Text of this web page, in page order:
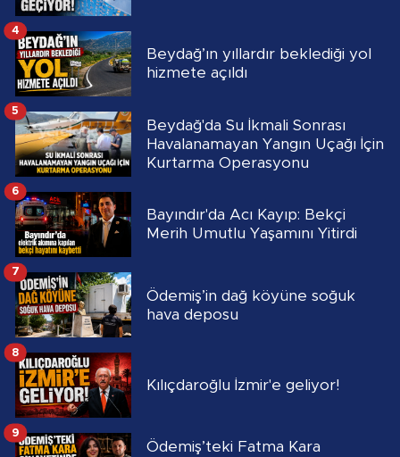
Beydağ’ın yıllardır beklediği yol
hizmete açıldı
4
Beydağ'da Su İkmali Sonrası
Havalanamayan Yangın Uçağı İçin
Kurtarma Operasyonu
5
Bayındır'da Acı Kayıp: Bekçi
Merih Umutlu Yaşamını Yitirdi
6
Ödemiş’in dağ köyüne soğuk
hava deposu
7
Kılıçdaroğlu İzmir'e geliyor!
8
Ödemiş’teki Fatma Kara
9